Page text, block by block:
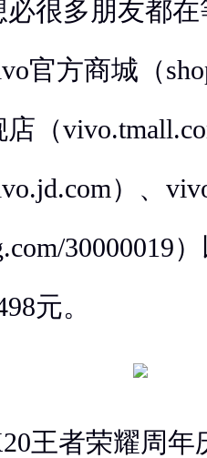
很多朋友都
官方商城（
（
）、
30000019
元。
王者荣耀周年